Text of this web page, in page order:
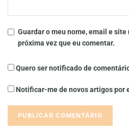
Guardar o meu nome, email e
próxima vez que eu comentar.
Quero ser notificado de
Notificar-me de novos artigos por